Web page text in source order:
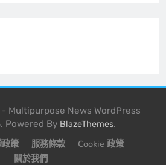
Multipurpose News WordPress
Powered By BlazeThemes.
策 服務條款
Cookie 政策
關於我們